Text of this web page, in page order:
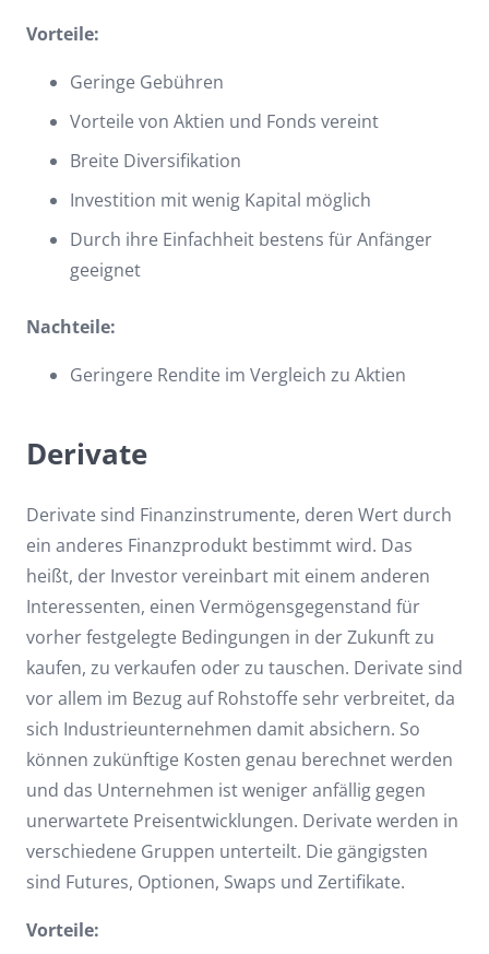
Vorteile:
Geringe Gebühren
Vorteile von Aktien und Fonds vereint
Breite Diversifikation
Investition mit wenig Kapital möglich
Durch ihre Einfachheit bestens für Anfänger
geeignet
Nachteile:
Geringere Rendite im Vergleich zu Aktien
Derivate
Derivate sind Finanzinstrumente, deren Wert durch
ein anderes Finanzprodukt bestimmt wird. Das
heißt, der Investor vereinbart mit einem anderen
Interessenten, einen Vermögensgegenstand für
vorher festgelegte Bedingungen in der Zukunft zu
kaufen, zu verkaufen oder zu tauschen. Derivate sind
vor allem im Bezug auf Rohstoffe sehr verbreitet, da
sich Industrieunternehmen damit absichern. So
können zukünftige Kosten genau berechnet werden
und das Unternehmen ist weniger anfällig gegen
unerwartete Preisentwicklungen. Derivate werden in
verschiedene Gruppen unterteilt. Die gängigsten
sind Futures, Optionen, Swaps und Zertifikate.
Vorteile: